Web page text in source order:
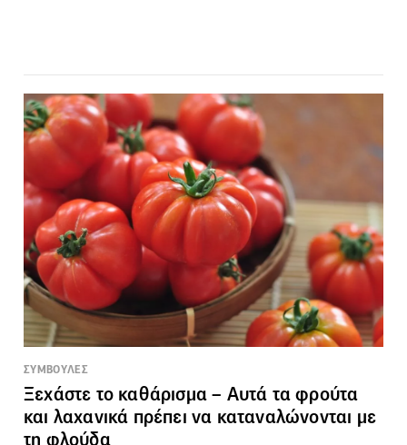
ΣΥΜΒΟΥΛΕΣ
Ξεχάστε το καθάρισμα – Αυτά τα φρούτα
και λαχανικά πρέπει να καταναλώνονται με
τη φλούδα